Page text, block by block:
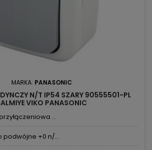
MARKA: PANASONIC
N/T IP54 SZARY 90555501-PL
VIKO PANASONIC
...
podwójne +0 n/...